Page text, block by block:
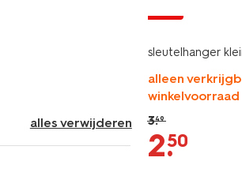
alles verwijderen
sleutelhanger
alleen
winkelvoorraad
3.49
2.
50